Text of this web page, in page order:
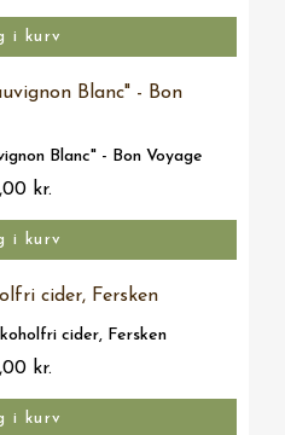
i kurv
her Blanc" - Bon Voyage
kr.
i kurv
her cider, Fersken
kr.
i kurv